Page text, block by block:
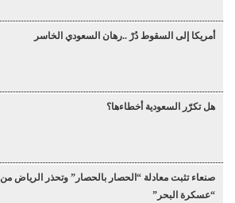
أمريكا إلى السقوط دُرْ ..رهان السعودي الخاسر
هل تكرّر السعودية أخطاءها؟
صنعاء تثبت معادلة “الحصار بالحصار” وتحذر الرياض من
“عسكرة البحر”